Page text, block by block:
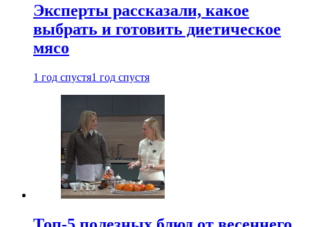
Эксперты рассказали, какое
выбрать и готовить диетическое
мясо
1 год спустя1 год спустя